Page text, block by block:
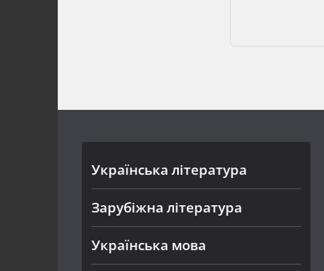
Українська література
Зарубіжна література
Українська мова